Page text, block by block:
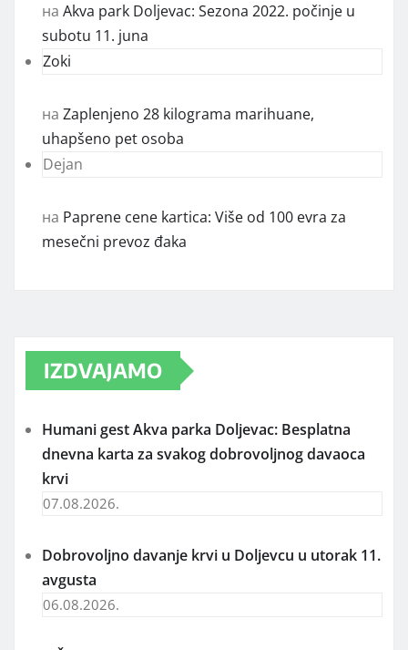
на Akva park Doljevac: Sezona 2022. počinje u
subotu 11. juna
Zoki
на Zaplenjeno 28 kilograma marihuane,
uhapšeno pet osoba
Dejan
на Paprene cene kartica: Više od 100 evra za
mesečni prevoz đaka
IZDVAJAMO
Humani gest Akva parka Doljevac: Besplatna
dnevna karta za svakog dobrovoljnog davaoca
krvi
07.08.2026.
Dobrovoljno davanje krvi u Doljevcu u utorak 11.
avgusta
06.08.2026.